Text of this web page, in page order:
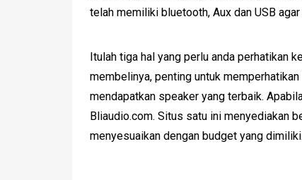
telah memiliki bluetooth, Aux dan USB
Itulah tiga hal yang perlu anda perhatikan
membelinya, penting untuk
mendapatkan speaker yang terbaik.
Bliaudio.com. Situs satu ini menyediakan
menyesuaikan dengan budget yang dimiliki.